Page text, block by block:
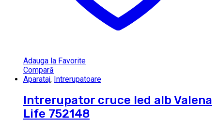
Adauga la Favorite
Compară
Aparataj, Intrerupatoare
Intrerupator cruce led alb Valena
Life 752148